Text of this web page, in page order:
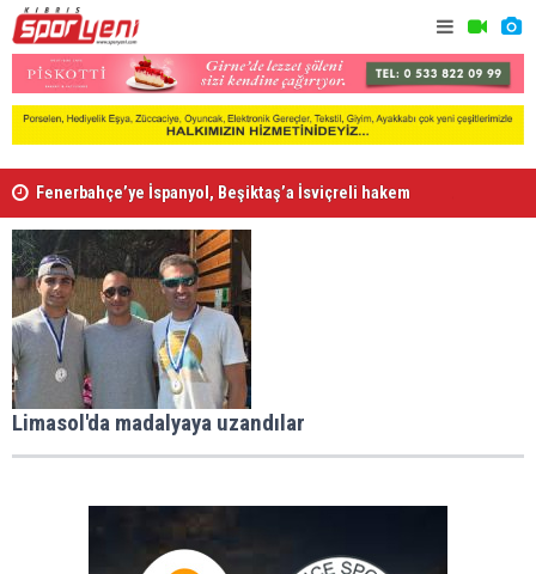
Aslanköy'de yurt dışı kampı yarın başlıyor
Limasol'da madalyaya uzandılar